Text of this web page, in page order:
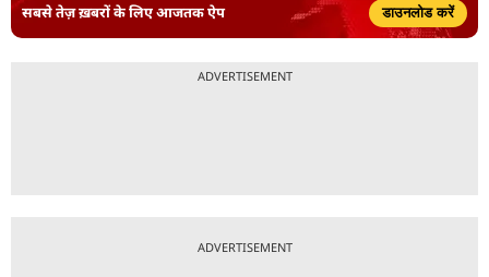
सबसे तेज़ ख़बरों के लिए आजतक ऐप डाउनलोड करें
ADVERTISEMENT
ADVERTISEMENT